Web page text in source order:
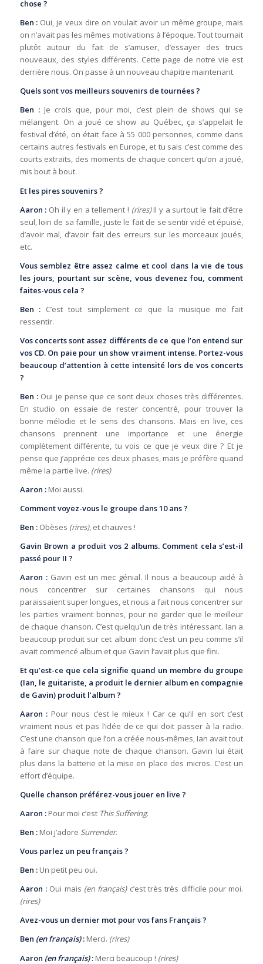
chose ?
Ben : Oui, je veux dire on voulait avoir un même groupe, mais
on n’avait pas les mêmes motivations à l’époque. Tout tournait
plutôt autour du fait de s’amuser, d’essayer des trucs
nouveaux, des styles différents. Cette page de notre vie est
derrière nous. On passe à un nouveau chapitre maintenant.
Quels sont vos meilleurs souvenirs de tournées ?
Ben :Je crois que, pour moi, c’est plein de shows qui se
mélangent. On a joué ce show au Québec, ça s’appelait le
festival d’été, on était face à 55 000 personnes, comme dans
certains autres festivals en Europe, et tu sais c’est comme des
courts extraits, des moments de chaque concert qu’on a joué,
mis bout à bout.
Et les pires souvenirs ?
Aaron : Oh il y en a tellement ! (rires)Il y a surtout le fait d’être
seul, loin de sa famille, juste le fait de se sentir vidé et épuisé,
d’avoir mal, d’avoir fait des erreurs sur les morceaux joués,
etc.
Vous semblez être assez calme et cool dans la vie de tous
les jours, pourtant sur scène, vous devenez fou, comment
faites-vous cela ?
Ben : C’est tout simplement ce que la musique me fait
ressentir.
Vos concerts sont assez différents de ce que l’on entend sur
vos CD. On paie pour un show vraiment intense. Portez-vous
beaucoup d’attention à cette intensité lors de vos concerts
?
Ben :Oui je pense que ce sont deux choses très différentes.
En studio on essaie de rester concentré, pour trouver la
bonne mélodie et le sens des chansons. Mais en live, ces
chansons prennent une importance et une énergie
complètement différente, tu vois ce que je veux dire ? Et je
pense que j’apprécie ces deux phases, mais je préfère quand
même la partie live. (rires)
Aaron :Moi aussi.
Comment voyez-vous le groupe dans 10 ans ?
Ben :Obèses (rires), et chauves !
Gavin Brown a produit vos 2 albums. Comment cela s’est-il
passé pour II ?
Aaron :Gavin est un mec génial. Il nous a beaucoup aidé à
nous concentrer sur certaines chansons qui nous
paraissaient super longues, et nous a fait nous concentrer sur
les parties vraiment bonnes, pour ne garder que le meilleur
de chaque chanson. C’est quelqu’un de très intéressant. Ian a
beaucoup produit sur cet album donc c’est un peu comme s’il
avait commencé album et que Gavin l’avait plus que fini.
Et qu’est-ce que cela signifie quand un membre du groupe
(Ian, le guitariste, a produit le dernier album en compagnie
de Gavin) produit l’album ?
Aaron : Pour nous c’est le mieux ! Car ce qu’il en sort c’est
vraiment nous et pas l’idée de ce qui doit passer à la radio.
C’est une chanson que l’on a créée nous-mêmes, Ian avait tout
à faire sur chaque note de chaque chanson. Gavin lui était
plus dans la batterie et la mise en place des micros. C’est un
effort d’équipe.
Quelle chanson préférez-vous jouer en live ?
Aaron :Pour moi c’est This Suffering.
Ben :Moi j’adore Surrender.
Vous parlez un peu français ?
Ben :Un petit peu oui.
Aaron :Oui mais (en français)c’est très très difficile pour moi.
(rires)
Avez-vous un dernier mot pour vos fans Français ?
Ben (en français):Merci. (rires)
Aaron (en français):Merci beaucoup ! (rires)